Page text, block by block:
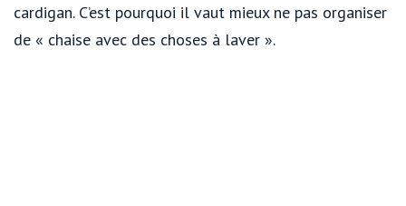
cardigan. C’est pourquoi il vaut mieux ne pas organiser
de « chaise avec des choses à laver ».